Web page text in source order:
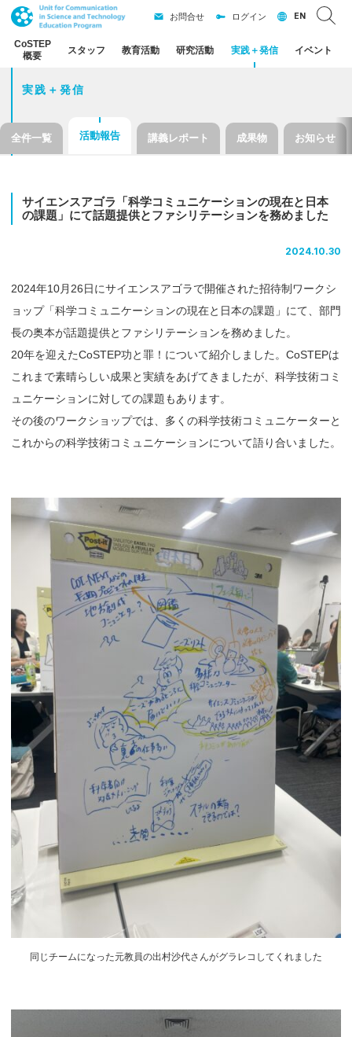
CoSTEP
概要
スタッフ 教育活動 研究活動 実践＋発信 イベント
お問合せ ログイン EN
実践＋発信
全件一覧 活動報告 講義レポート 成果物 お知らせ
サイエンスアゴラ 「科学コミュニケーションの現在と 日本
の課題」 にて話題提供とファシリテーションを務めました
2024.10.30
2024年10月26日にサイエンスアゴラで開催された招待制ワークシ
ョップ「科学コミュニケーションの現在と日本の課題」にて、部門
長の奥本が話題提供とファシリテーションを務めました。
20年を迎えたCoSTEP功と罪！について紹介しました。CoSTEPは
これまで素晴らしい成果と実績をあげてきましたが、科学技術コミ
ュニケーションに対しての課題もあります。
その後のワークショップでは、多くの科学技術コミュニケーターと
これからの科学技術コミュニケーションについて語り合いました。
同じチームになった元教員の出村沙代さんがグラレコしてくれました